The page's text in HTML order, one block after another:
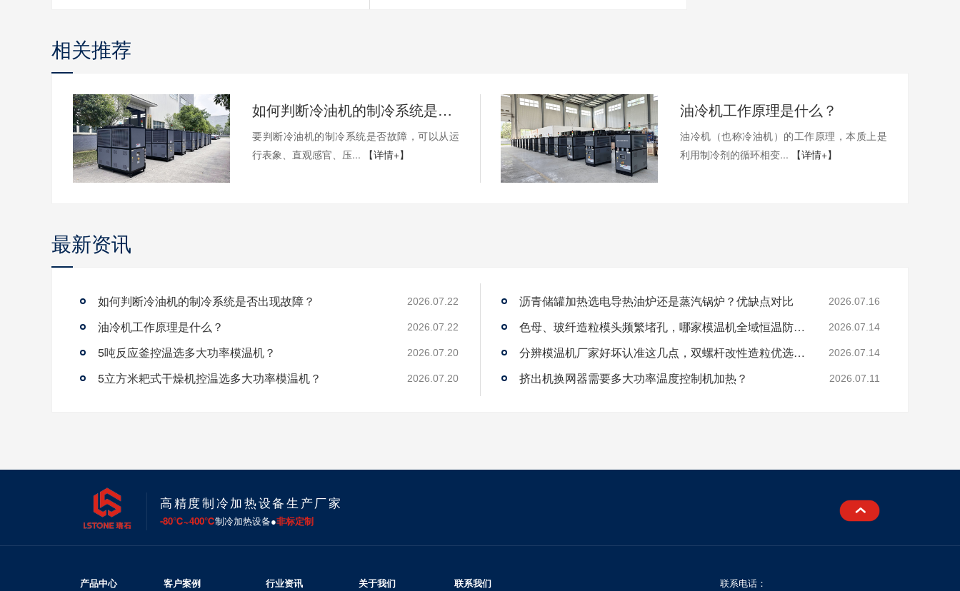
相关推荐
如何判断冷油机的制冷系统是否出现故障？
要判断冷油机的制冷系统是否故障，可以从运
行表象、直观感官、压...
【详情+】
油冷机工作原理是什么？
油冷机（也称冷油机）的工作原理，本质上是
利用制冷剂的循环相变...
【详情+】
最新资讯
如何判断冷油机的制冷系统是否出现故障？ 2026.07.22
油冷机工作原理是什么？ 2026.07.22
5吨反应釜控温选多大功率模温机？ 2026.07.20
5立方米耙式干燥机控温选多大功率模温机？ 2026.07.20
沥青储罐加热选电导热油炉还是蒸汽锅炉？优缺点对比 2026.07.16
色母、玻纤造粒模头频繁堵孔，哪家模温机全域恒温防积碳？ 2026.07.14
分辨模温机厂家好坏认准这几点，双螺杆改性造粒优选珞石机械 2026.07.14
挤出机换网器需要多大功率温度控制机加热？ 2026.07.11
高精度制冷加热设备生产厂家
-80℃~400℃制冷加热设备●非标定制
产品中心 客户案例 行业资讯 关于我们 联系我们 联系电话：